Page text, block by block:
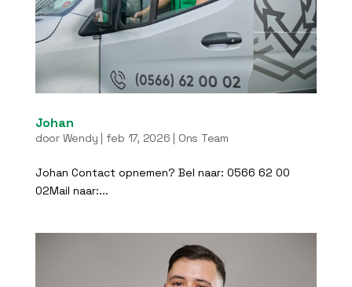
Johan
door Wendy | feb 17, 2026 | Ons Team
Johan Contact opnemen? Bel naar: 0566 62 00
02Mail naar:...